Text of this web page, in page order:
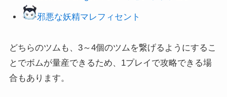
邪悪な妖精マレフィセント
どちらのツムも、3～4個のツムを繋げるようにするこ
とでボムが量産できるため、1プレイで攻略できる場
合もあります。